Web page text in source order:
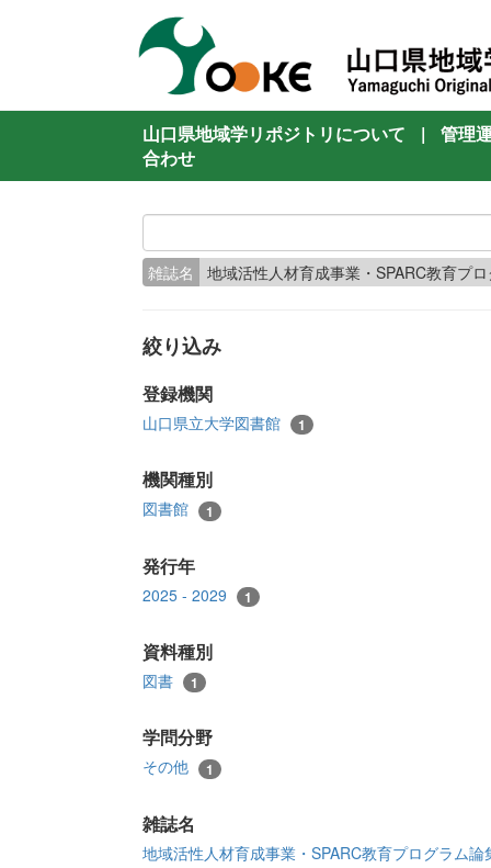
山口県地域学リポジトリについて |
管理
合わせ
雑誌名 地域活性人材育成事業・SPARC教育プ
絞り込み
登録機関
山口県立大学図書館 1
機関種別
図書館 1
発行年
2025 - 2029 1
資料種別
図書 1
学問分野
その他 1
雑誌名
地域活性人材育成事業・SPARC教育プログラム